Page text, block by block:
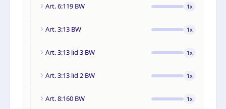
Art. 6:119 BW 1x
Art. 3:13 BW 1x
Art. 3:13 lid 3 BW 1x
Art. 3:13 lid 2 BW 1x
Art. 8:160 BW 1x